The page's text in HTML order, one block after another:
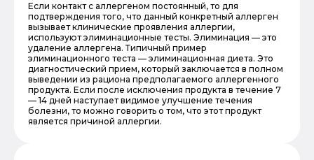
Если контакт с аллергеном постоянный, то для
подтверждения того, что данный конкретный аллерген
вызывает клинические проявления аллергии,
используют элиминационные тесты. Элиминация — это
удаление аллергена. Типичный пример
элиминационного теста — элиминационная диета. Это
диагностический прием, который заключается в полном
выведении из рациона предполагаемого аллергенного
продукта. Если после исключения продукта в течение 7
— 14 дней наступает видимое улучшение течения
болезни, то можно говорить о том, что этот продукт
является причиной аллергии.